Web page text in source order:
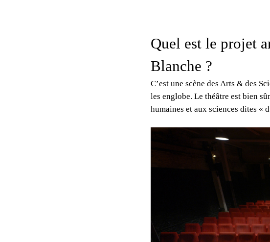
Quel est le projet
Blanche ?
C’est une scène des Arts & des
les englobe. Le théâtre est bien
humaines et aux sciences dites «